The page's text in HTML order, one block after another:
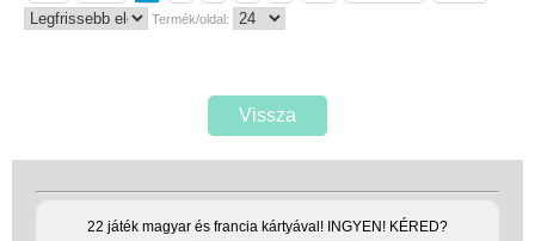
Termék/oldal:
Vissza
22 játék magyar és francia kártyával! INGYEN! KÉRED?